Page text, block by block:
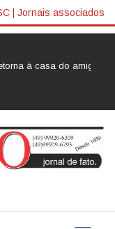
| Jornais associados
casa do amigo Neri Luiz